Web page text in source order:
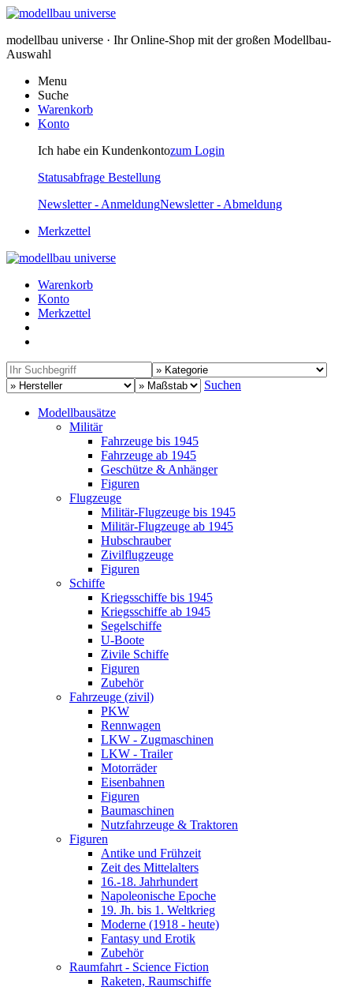
modellbau universe · Ihr Online-Shop mit der großen Modellbau-
Auswahl
Menu
Suche
Warenkorb
Konto
Ich habe ein Kundenkontozum Login
Statusabfrage Bestellung
Newsletter - AnmeldungNewsletter - Abmeldung
Merkzettel
Warenkorb
Konto
Merkzettel
Suchen
Modellbausätze
Militär
Fahrzeuge bis 1945
Fahrzeuge ab 1945
Geschütze & Anhänger
Figuren
Flugzeuge
Militär-Flugzeuge bis 1945
Militär-Flugzeuge ab 1945
Hubschrauber
Zivilflugzeuge
Figuren
Schiffe
Kriegsschiffe bis 1945
Kriegsschiffe ab 1945
Segelschiffe
U-Boote
Zivile Schiffe
Figuren
Zubehör
Fahrzeuge (zivil)
PKW
Rennwagen
LKW - Zugmaschinen
LKW - Trailer
Motorräder
Eisenbahnen
Figuren
Baumaschinen
Nutzfahrzeuge & Traktoren
Figuren
Antike und Frühzeit
Zeit des Mittelalters
16.-18. Jahrhundert
Napoleonische Epoche
19. Jh. bis 1. Weltkrieg
Moderne (1918 - heute)
Fantasy und Erotik
Zubehör
Raumfahrt - Science Fiction
Raketen, Raumschiffe